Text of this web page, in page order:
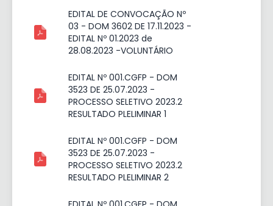
EDITAL DE CONVOCAÇÃO Nº
03 - DOM 3602 DE 17.11.2023 -
EDITAL Nº 01.2023 de
28.08.2023 -VOLUNTÁRIO
EDITAL Nº 001.CGFP - DOM
3523 DE 25.07.2023 -
PROCESSO SELETIVO 2023.2
RESULTADO PLELIMINAR 1
EDITAL Nº 001.CGFP - DOM
3523 DE 25.07.2023 -
PROCESSO SELETIVO 2023.2
RESULTADO PLELIMINAR 2